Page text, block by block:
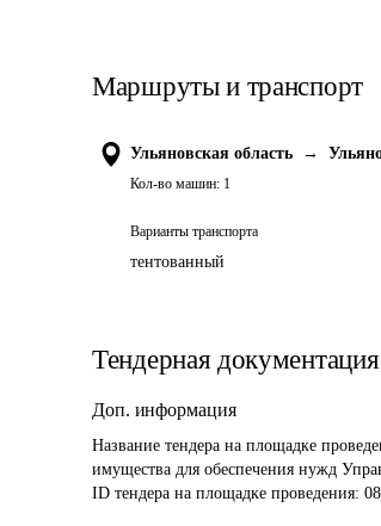
Маршруты и транспорт
Ульяновская область →
Кол-во машин: 1
Варианты транспорта
тентованный
Тендерная документация
Доп. информация
Название тендера на площадке
имущества для обеспечения нужд
ID тендера на площадке проведения: